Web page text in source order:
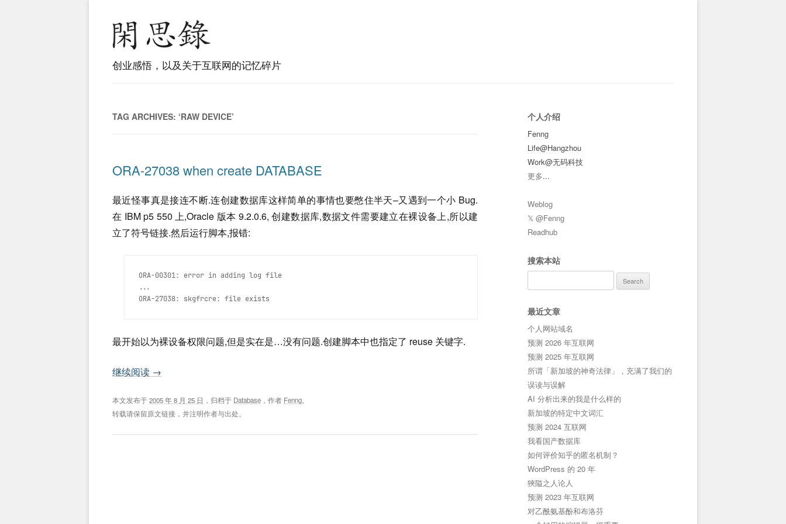
创业感悟，以及关于互联网的记忆碎片
TAG ARCHIVES: ‘RAW DEVICE’
ORA-27038 when create DATABASE
最近怪事真是接连不断.连创建数据库这样简单的事情也要憋住半天–又遇到一个小 Bug.
在 IBM p5 550 上,Oracle 版本 9.2.0.6, 创建数据库,数据文件需要建立在裸设备上,所以建
立了符号链接.然后运行脚本,报错:
ORA-00301: error in adding log file
...
最开始以为裸设备权限问题,但是实在是…没有问题.创建脚本中也指定了 reuse 关键字.
继续阅读 →
本文发布于2005 年 8 月 25 日 ，归档于 Database ，作者 Fenng。
转载请保留原文链接，并注明作者与出处。
个人介绍
Fenng
Life@Hangzhou
Work@无码科技
更多...
Weblog
𝕏 @Fenng
Readhub
搜索本站
for:
最近文章
个人网站域名
预测 2026 年互联网
预测 2025 年互联网
所谓「新加坡的神奇法律」，充满了我们的
误读与误解
AI 分析出来的我是什么样的
新加坡的特定中文词汇
预测 2024 互联网
我看国产数据库
如何评价知乎的匿名机制？
WordPress 的 20 年
狹隘之人论人
预测 2023 年互联网
对乙酰氨基酚和布洛芬